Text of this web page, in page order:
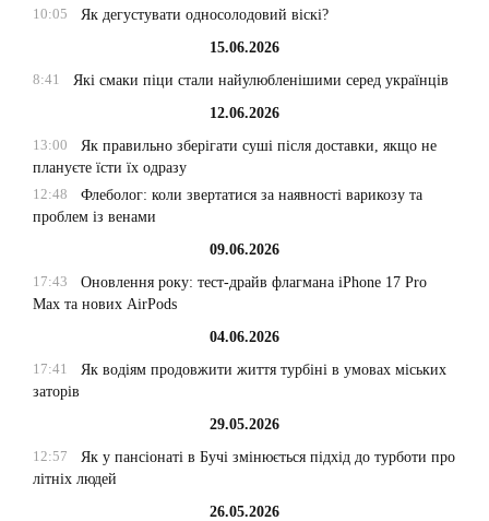
10:05
Як дегустувати односолодовий віскі?
15.06.2026
8:41
Які смаки піци стали найулюбленішими серед українців
12.06.2026
13:00
Як правильно зберігати суші після доставки, якщо не
плануєте їсти їх одразу
12:48
Флеболог: коли звертатися за наявності варикозу та
проблем із венами
09.06.2026
17:43
Оновлення року: тест-драйв флагмана iPhone 17 Pro
Max та нових AirPods
04.06.2026
17:41
Як водіям продовжити життя турбіні в умовах міських
заторів
29.05.2026
12:57
Як у пансіонаті в Бучі змінюється підхід до турботи про
літніх людей
26.05.2026